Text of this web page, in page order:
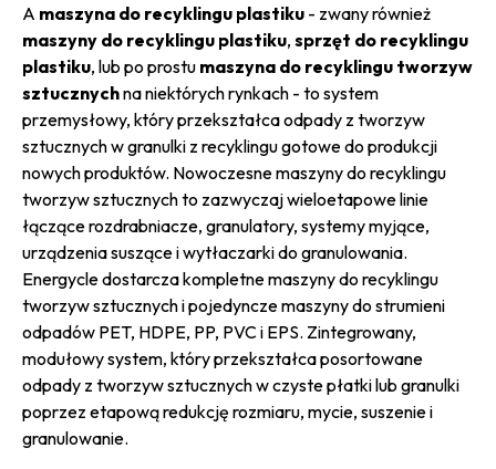
A maszyna do recyklingu plastiku - zwany również
maszyny do recyklingu plastiku, sprzęt do recyklingu
plastiku, lub po prostu maszyna do recyklingu tworzyw
sztucznychna niektórych rynkach - to system
przemysłowy, który przekształca odpady z tworzyw
sztucznych w granulki z recyklingu gotowe do produkcji
nowych produktów. Nowoczesne maszyny do recyklingu
tworzyw sztucznych to zazwyczaj wieloetapowe linie
łączące rozdrabniacze, granulatory, systemy myjące,
urządzenia suszące i wytłaczarki do granulowania.
Energycle dostarcza kompletne maszyny do recyklingu
tworzyw sztucznych i pojedyncze maszyny do strumieni
odpadów PET, HDPE, PP, PVC i EPS. Zintegrowany,
modułowy system, który przekształca posortowane
odpady z tworzyw sztucznych w czyste płatki lub granulki
poprzez etapową redukcję rozmiaru, mycie, suszenie i
granulowanie.